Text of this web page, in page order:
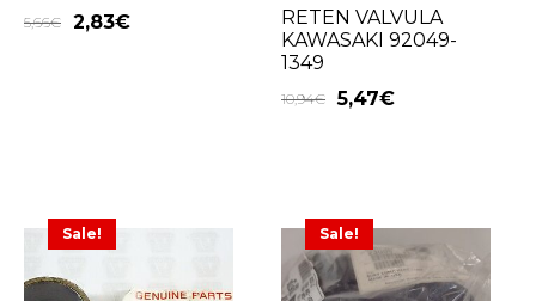
5,66€ 2,83€
RETEN VALVULA
KAWASAKI 92049-
1349
10,94€ 5,47€
Sale! Sale!